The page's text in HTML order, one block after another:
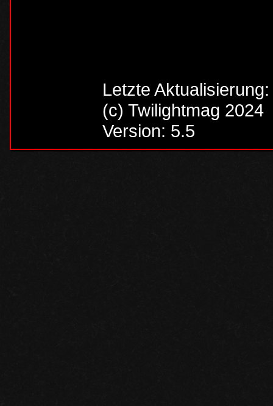
Letzte
(c) Twilightmag 2024
Version: 5.5